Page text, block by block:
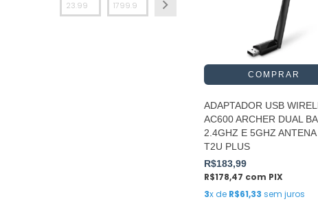
ADAPTADOR USB
AC600 ARCHER DUAL
2.4GHZ E 5GHZ ANTENA
T2U PLUS
R$183,99
R$178,47 com PIX
3x de R$61,33 sem juros